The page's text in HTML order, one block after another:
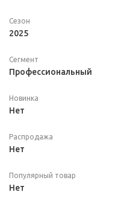
Сезон
2025
Сегмент
Профессиональный
Новинка
Нет
Распродажа
Нет
Популярный товар
Нет